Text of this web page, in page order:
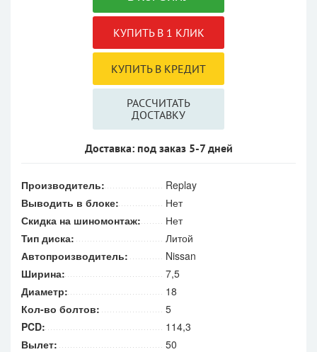
РАССЧИТАТЬ
ДОСТАВКУ
Доставка: под заказ 5-7 дней
Производитель:
Replay
Выводить в блоке:
Нет
Скидка на шиномонтаж:
Нет
Тип диска:
Литой
Автопроизводитель:
Nissan
Ширина:
7,5
Диаметр:
18
Кол-во болтов:
5
PCD:
114,3
Вылет:
50